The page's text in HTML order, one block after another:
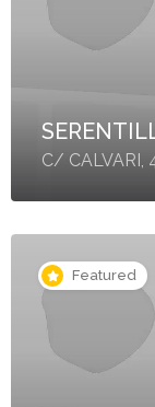
C/ CALVARI,
Featured